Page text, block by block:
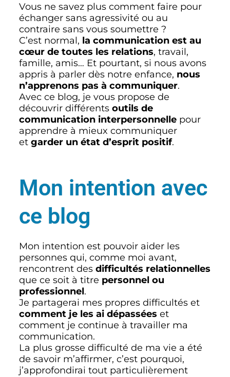
Vous ne savez plus comment faire pour
échanger sans agressivité ou au
contraire sans vous soumettre ?
C’est normal, la communication est au
cœur de toutes les relations, travail,
famille, amis… Et pourtant, si nous avons
appris à parler dès notre enfance, nous
n’apprenons pas à communiquer.
Avec ce blog, je vous propose de
découvrir différentsoutils de
communication interpersonnelle pour
apprendre à mieux communiquer
et garder un état d’esprit positif.
Mon intention avec
ce blog
Mon intention est pouvoir aider les
personnes qui, comme moi avant,
rencontrent desdifficultés relationnelles
que ce soit à titre personnel ou
professionnel.
Je partagerai mes propres difficultés et
comment je les ai dépassées et
comment je continue à travailler ma
communication.
La plus grosse difficulté de ma vie a été
de savoir m’affirmer, c’est pourquoi,
j’approfondirai tout particulièrement